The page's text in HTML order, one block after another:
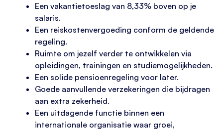
Een vakantietoeslag van 8,33% boven op je
salaris.
Een reiskostenvergoeding conform de geldende
regeling.
Ruimte om jezelf verder te ontwikkelen via
opleidingen, trainingen en studiemogelijkheden.
Een solide pensioenregeling voor later.
Goede aanvullende verzekeringen die bijdragen
aan extra zekerheid.
Een uitdagende functie binnen een
internationale organisatie waar groei,